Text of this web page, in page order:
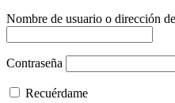
Nombre de usuario o dirección
Contraseña
Recuérdame